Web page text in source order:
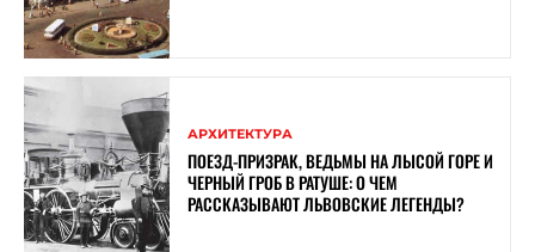
АРХИТЕКТУРА
ПОЕЗД-ПРИЗРАК, ВЕДЬМЫ НА ЛЫСОЙ ГОРЕ И
ЧЕРНЫЙ ГРОБ В РАТУШЕ: О ЧЕМ
РАССКАЗЫВАЮТ ЛЬВОВСКИЕ ЛЕГЕНДЫ?